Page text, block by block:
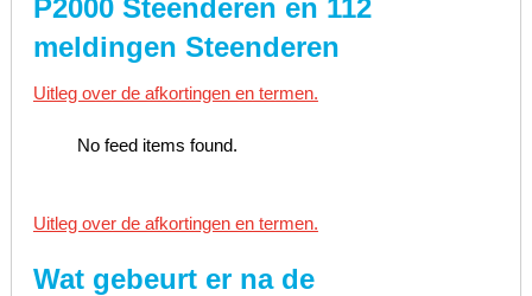
P2000 Steenderen en 112
meldingen Steenderen
Uitleg over de afkortingen en termen.
No feed items found.
Uitleg over de afkortingen en termen.
Wat gebeurt er na de